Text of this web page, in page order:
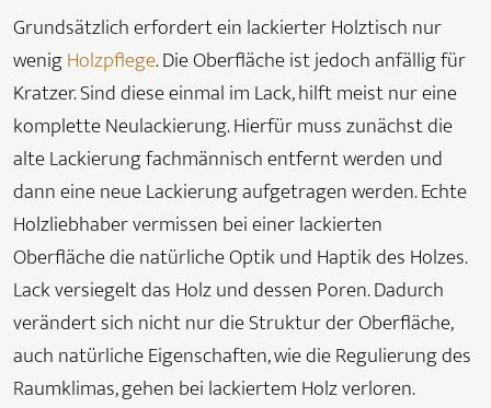
Grundsätzlich erfordert ein lackierter Holztisch nur
wenigHolzpflege. Die Oberfläche ist jedoch anfällig für
Kratzer. Sind diese einmal im Lack, hilft meist nur eine
komplette Neulackierung. Hierfür muss zunächst die
alte Lackierung fachmännisch entfernt werden und
dann eine neue Lackierung aufgetragen werden. Echte
Holzliebhaber vermissen bei einer lackierten
Oberfläche die natürliche Optik und Haptik des Holzes.
Lack versiegelt das Holz und dessen Poren. Dadurch
verändert sich nicht nur die Struktur der Oberfläche,
auch natürliche Eigenschaften, wie die Regulierung des
Raumklimas, gehen bei lackiertem Holz verloren.